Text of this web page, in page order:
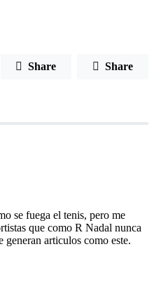
Share Share
se fuega el tenis, pero me
que como R Nadal nunca
generan articulos como este.